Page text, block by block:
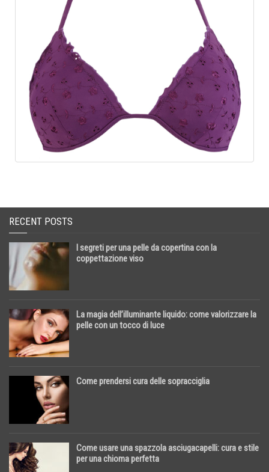
RECENT POSTS
I segreti per una pelle da copertina con la
coppettazione viso
La magia dell’illuminante liquido: come valorizzare la
pelle con un tocco di luce
Come prendersi cura delle sopracciglia
Come usare una spazzola asciugacapelli: cura e stile
per una chioma perfetta